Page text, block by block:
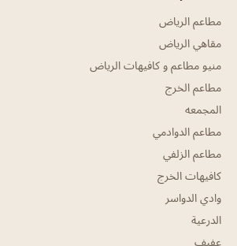
مطاعم الرياض
مقاهي الرياض
منيو مطاعم و كافيهات الرياض
مطاعم الخرج
المجمعه
مطاعم الدوادمي
مطاعم الزلفي
كافيهات الخرج
وادي الدواسر
الدرعية
عفيف